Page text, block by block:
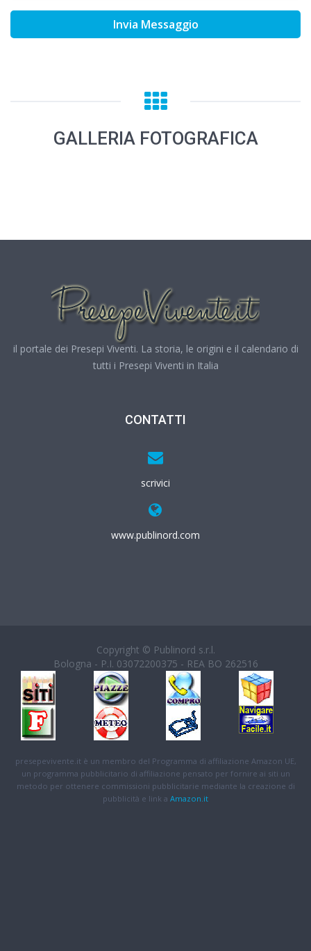
Invia Messaggio
GALLERIA FOTOGRAFICA
il portale dei Presepi Viventi. La storia, le origini e il calendario di
tutti i Presepi Viventi in Italia
CONTATTI
scrivici
www.publinord.com
Copyright © Publinord s.r.l.
Bologna - P.I. 03072200375 - REA BO 262516
presepevivente.it è un membro del Programma di affiliazione Amazon UE,
un programma pubblicitario di affiliazione pensato per fornire ai siti un
metodo per ottenere commissioni pubblicitarie mediante la creazione di
pubblicità e link a Amazon.it